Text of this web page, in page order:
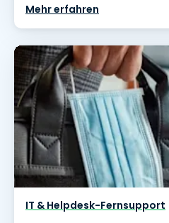
Mehr erfahren
IT & Helpdesk-Fernsupport